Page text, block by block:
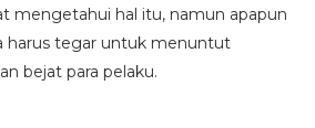
mengetahui hal itu, namun apapun
harus tegar untuk menuntut
bejat para pelaku.